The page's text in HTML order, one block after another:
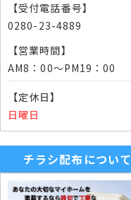
【受付電話番号】
0280-23-4889
【営業時間】
AM8：00～PM19：00
【定休日】
日曜日
チラシ配布について